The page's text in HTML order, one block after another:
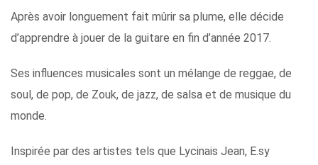
Après avoir longuement fait mûrir sa plume, elle décide
d’apprendre à jouer de la guitare en fin d’année 2017.
Ses influences musicales sont un mélange de reggae, de
soul, de pop, de Zouk, de jazz, de salsa et de musique du
monde.
Inspirée par des artistes tels que Lycinais Jean, E.sy